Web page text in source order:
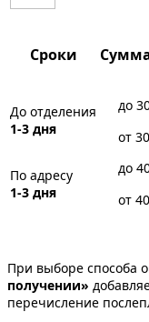
Сроки
До отделения
1-3 дня
до
от
По адресу
1-3 дня
до
от
При выборе способа
получении»
перечисление